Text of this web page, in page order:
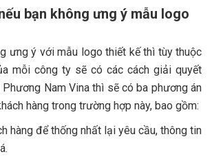
bạn không ưng ý mẫu logo
ưng ý với mẫu logo thiết kế thì tùy thuộc
mỗi công ty sẽ có các cách giải quyết
Phương Nam Vina thì sẽ có ba phương án
hàng trong trường hợp này, bao gồm:
hàng để thống nhất lại yêu cầu, thông tin